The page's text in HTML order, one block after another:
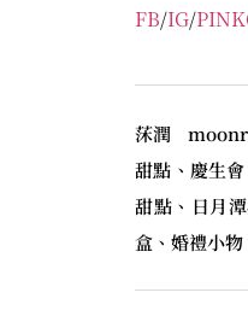
FB/IG/
莯潤
甜點、慶生
甜點、日月
盒、婚禮小